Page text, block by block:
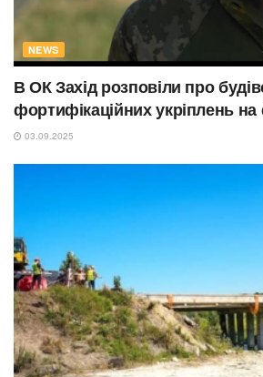
NEWS
В ОК Захід розповіли про
фортифікаційних укріплень на
03.09.2025